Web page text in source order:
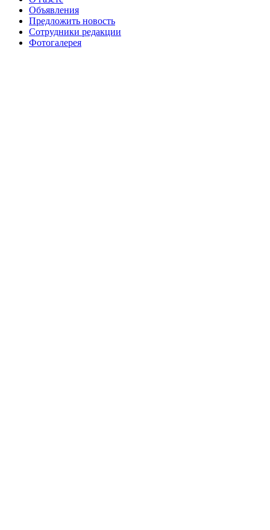
августа 2012 г
Объявления
Предложить новость
Сотрудники редакции
Фотогалерея